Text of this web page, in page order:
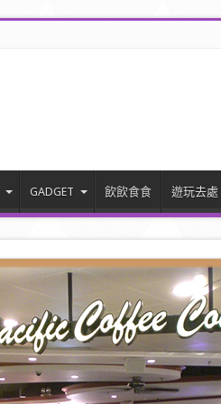
GADGET 飲飲食食 遊玩去處